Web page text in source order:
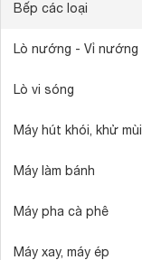
Bếp các loại
Lò nướng - Vỉ nướng
Lò vi sóng
Máy hút khói, khử mùi
Máy làm bánh
Máy pha cà phê
Máy xay, máy ép